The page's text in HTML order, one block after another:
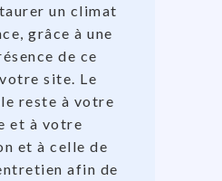
un climat
grâce à une
de ce
site. Le
reste à votre
et à votre
et à celle de
afin de